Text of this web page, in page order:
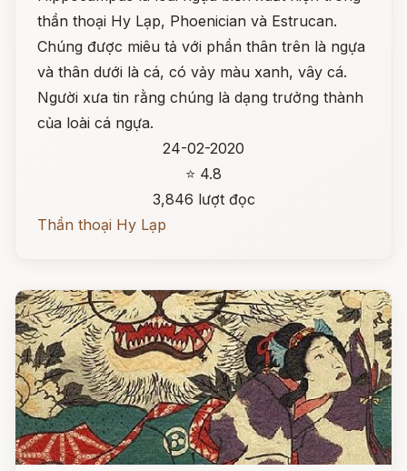
thần thoại Hy Lạp, Phoenician và Estrucan.
Chúng được miêu tả với phần thân trên là ngựa
và thân dưới là cá, có vảy màu xanh, vây cá.
Người xưa tin rằng chúng là dạng trưởng thành
của loài cá ngựa.
24-02-2020
⭐ 4.8
3,846 lượt đọc
Thần thoại Hy Lạp